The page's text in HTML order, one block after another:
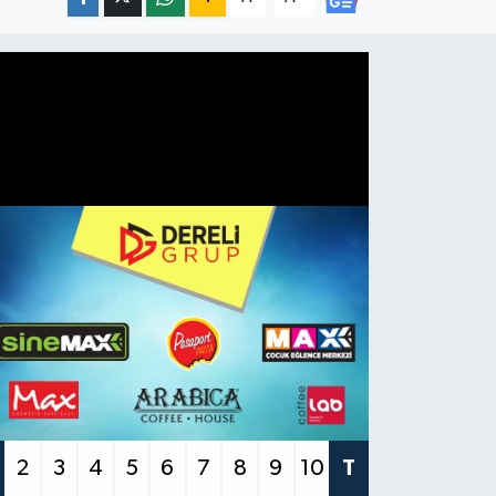
2 3 4 5 6 7 8 9 10 T